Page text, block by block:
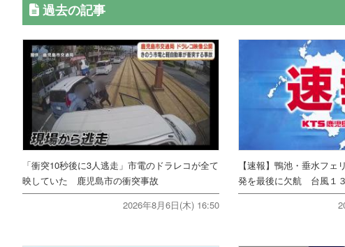
過去の記事
「衝突10秒後に3人逃走」市電のドラレコが全て
映していた 鹿児島市の衝突事故
2026年8月6日(木) 16:50
【速報】鴨池・垂水フ
発を最後に欠航 台風１